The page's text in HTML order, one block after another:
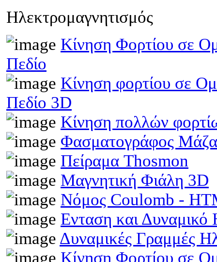
Ηλεκτρομαγνητισμός
Κίνηση Φορτίου σε
Πεδίο
Κίνηση φορτίου σε
Πεδίο 3D
Κίνηση πολλών
Φασματογράφος
Πείραμα Thosmon
Μαγνητική Φιάλη 3D
Νόμος Coulomb -
Ενταση και
Δυναμικές Γραμμές
Κίνηση Φορτίου σε